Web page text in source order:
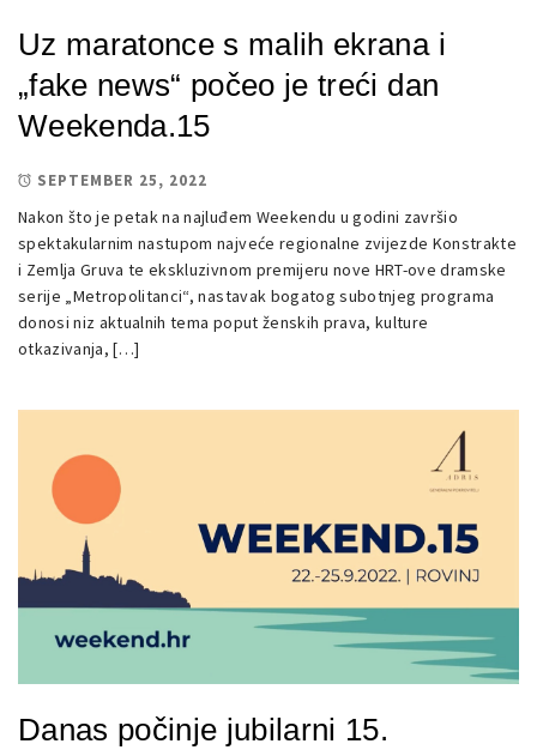
Uz maratonce s malih ekrana i
„fake news“ počeo je treći dan
Weekenda.15
SEPTEMBER 25, 2022
Nakon što je petak na najluđem Weekendu u godini završio
spektakularnim nastupom najveće regionalne zvijezde Konstrakte
i Zemlja Gruva te ekskluzivnom premijeru nove HRT-ove dramske
serije „Metropolitanci“, nastavak bogatog subotnjeg programa
donosi niz aktualnih tema poput ženskih prava, kulture
otkazivanja, […]
Danas počinje jubilarni 15.